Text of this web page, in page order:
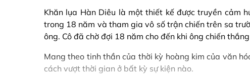
Khăn lụa Hàn Diêu là một thiết kế được truyền cảm
trong 18 năm và tham gia vô số trận chiến trên sa
ông. Cô đã chờ đợi 18 năm cho đến khi ông chiến
Mang theo tinh thần của thời kỳ hoàng kim của văn
cách vượt thời gian ở bất kỳ sự kiện nào.